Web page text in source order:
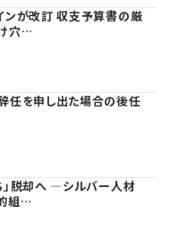
ンが改訂 収支予算書の厳
穴…
任を申し出た場合の後任
」脱却へ ―シルバー人材
組…